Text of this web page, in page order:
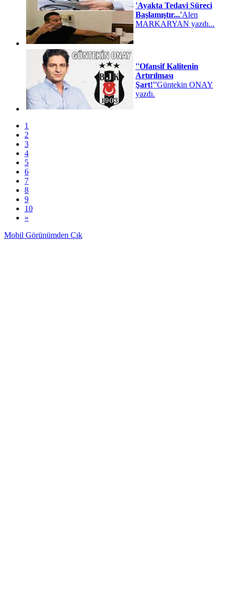
'Ayakta Tedavi Süreci
Başlamıştır...'Alen
MARKARYAN yazdı...
''Ofansif Kalitenin
Artırılması
Şart!''Güntekin ONAY
yazdı.
1
2
3
4
5
6
7
8
9
10
»
Mobil Görünümden Çık